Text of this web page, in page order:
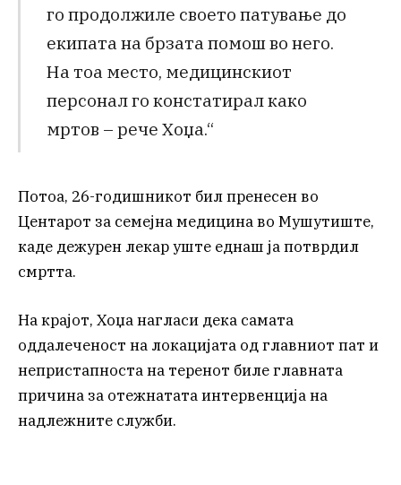
го продолжиле своето патување до
екипата на брзата помош во него.
На тоа место, медицинскиот
персонал го констатирал како
мртов – рече Хоџа.“
Потоа, 26-годишникот бил пренесен во
Центарот за семејна медицина во Мушутиште,
каде дежурен лекар уште еднаш ја потврдил
смртта.
На крајот, Хоџа нагласи дека самата
оддалеченост на локацијата од главниот пат и
непристапноста на теренот биле главната
причина за отежнатата интервенција на
надлежните служби.